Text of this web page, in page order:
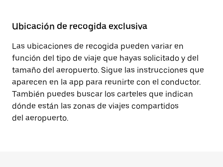
Ubicación de recogida exclusiva
Las ubicaciones de recogida pueden variar en
función del tipo de viaje que hayas solicitado y del
tamaño del aeropuerto. Sigue las instrucciones que
aparecen en la app para reunirte con el conductor.
También puedes buscar los carteles que indican
dónde están las zonas de viajes compartidos
del aeropuerto.